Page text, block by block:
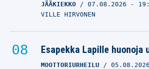
JÄÄKIEKKO 07.08.2026 -
VILLE HIRVONEN
Esapekka Lapille huonoja
MOOTTORIURHEILU 05.08.2026